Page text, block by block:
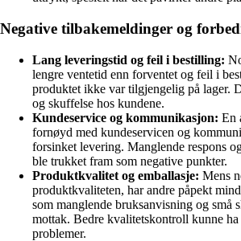
Negative tilbakemeldinger og
Lang leveringstid og feil i bestilling:
lengre ventetid enn forventet og feil i
produktet ikke var tilgjengelig på lager.
og skuffelse hos kundene.
Kundeservice og kommunikasjon: En
fornøyd med kundeservicen og
forsinket levering. Manglende respons
ble trukket fram som negative punkter.
Produktkvalitet og emballasje: Mens
produktkvaliteten, har andre påpekt
som manglende bruksanvisning og små
mottak. Bedre kvalitetskontroll kunne
problemer.